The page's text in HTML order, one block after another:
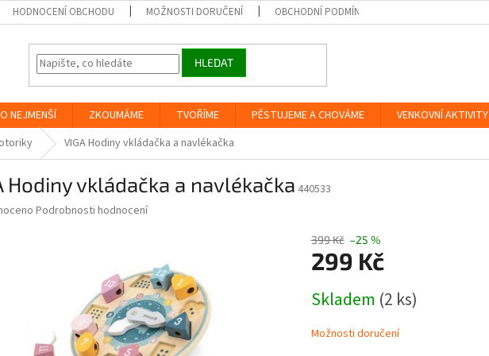
HODNOCENÍ OBCHODU MOŽNOSTI DORUČENÍ OBCHODNÍ PODMÍNKY
HLEDAT
NEJMENŠÍ ZKOUMÁME TVOŘÍME PĚSTUJEME A CHOVÁME VENKOVNÍ AKTIVITY
VIGA Hodiny vkládačka a navlékačka
Hodiny vkládačka a navlékačka 440533
Podrobnosti hodnocení
399 Kč –25 %
299 Kč
cena:
Skladem (2 ks)
Možnosti doručení